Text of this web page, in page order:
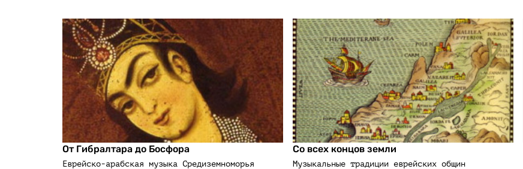
От Гибралтара до Босфора
Еврейско-арабская музыка Средиземноморья
Со всех концов земли
Музыкальные традиции еврейских общин